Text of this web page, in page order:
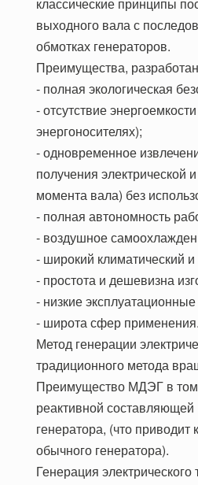
выходного вала с
обмотках генераторов.
Преимущества,
- полная экологическая
- отсутствие
энергоносителях);
- одновременное
получения электрической
момента вала) без
- полная автономность
- воздушное
- широкий климатический
- простота и дешевизна
- низкие
- широта сфер
Метод генерации
традиционного метода
Преимущество МДЭГ в том,
реактивной составляющей
генератора, (что
обычного генератора).
Генерация